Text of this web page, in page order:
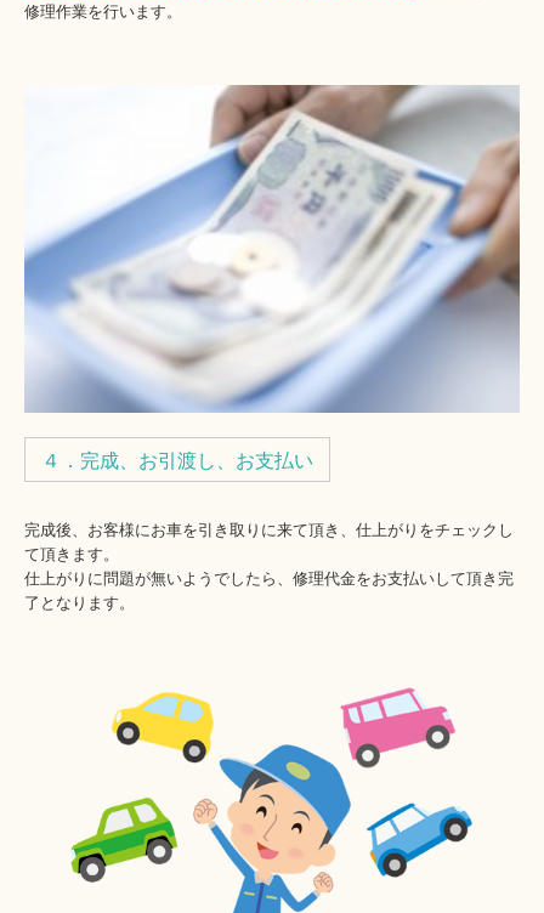
修理作業を行います。
４．完成、お引渡し、お支払い
完成後、お客様にお車を引き取りに来て頂き、仕上がりをチェックし
て頂きます。
仕上がりに問題が無いようでしたら、修理代金をお支払いして頂き完
了となります。